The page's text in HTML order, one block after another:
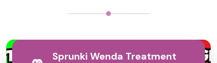
Sprunki Wenda Treatment